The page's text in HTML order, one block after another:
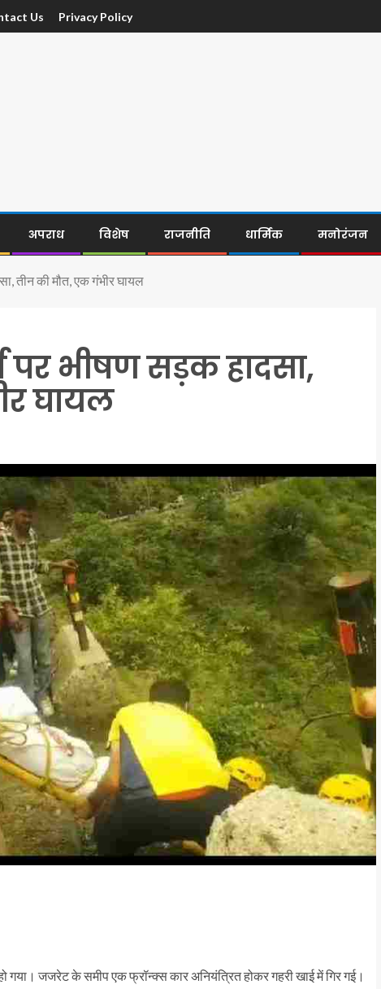
Us Privacy Policy
अपराध विशेष राजनीति धार्मिक मनोरंजन
तीन की मौत, एक गंभीर घायल
पर भीषण सड़क हादसा,
घायल
गया। जजरेट के समीप एक फ्रॉन्क्स कार अनियंत्रित होकर गहरी खाई में गिर गई।